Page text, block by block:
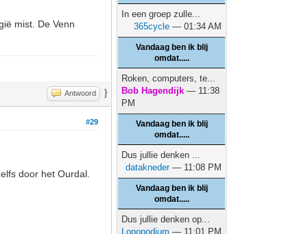
mist. De Venn
Antwoord }
#29
door het Ourdal.
In een groep zulle...
365cycle — 01:34 AM
Vandaag ben ik blij
omdat.....
Roken, computers, te...
Bob Hagendijk — 11:38
PM
Vandaag ben ik blij
omdat.....
Dus jullie denken ...
datakneder— 11:08 PM
Vandaag ben ik blij
omdat.....
Dus jullie denken op...
Lopopodium — 11:01 PM